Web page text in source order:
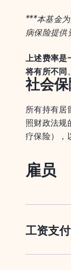
***本基金
病保险提供
上述费率是
将有所不同。
社会
所有持有居
照财政法规
疗保险），
雇员
工资支付